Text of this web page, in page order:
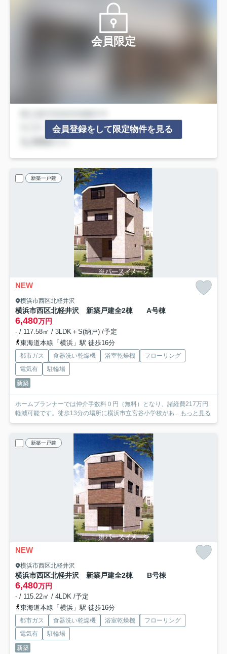
会員限定
会員登録をして限定物件を見る
新築一戸建
NEW
横浜市西区北軽井沢
横浜市西区北軽井沢 新築戸建全2棟 A号棟
6,480万円
- / 117.58㎡ / 3LDK＋S(納戸) /予定
東海道本線「横浜」駅 徒歩16分
都市ガス 食器洗い乾燥機 浴室乾燥機
フローリング
電気有
駐輪場
新築
ホームプランナーでは仲介手数料０円（無料）となり、諸経費217万円
軽減可能です。徒歩13分の場所に横浜市立宮谷小学校があ... もっと見る
新築一戸建
NEW
横浜市西区北軽井沢
横浜市西区北軽井沢 新築戸建全2棟 B号棟
6,480万円
- / 115.22㎡ / 4LDK /予定
東海道本線「横浜」駅 徒歩16分
都市ガス 食器洗い乾燥機 浴室乾燥機
フローリング
電気有
駐輪場
新築